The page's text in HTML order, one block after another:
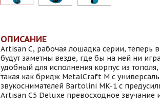
ОПИСАНИЕ
Artisan C, рабочая лошадка серии, теперь
будут заметны везде, где бы на ней ни
удобный для исполнения корпус из
такая как бридж MetalCraft M с
звукоснимателей Bartolini MK-1 с
Artisan C5 Deluxe превосходное звучание